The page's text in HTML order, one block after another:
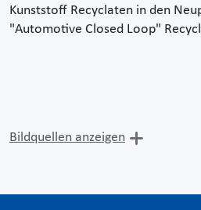
Kunststoff Recyclaten in den
"Automotive Closed Loop"
Bildquellen anzeigen